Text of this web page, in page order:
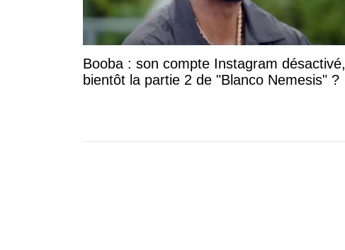
Booba : son compte Instagram désactivé,
bientôt la partie 2 de "Blanco Nemesis" ?